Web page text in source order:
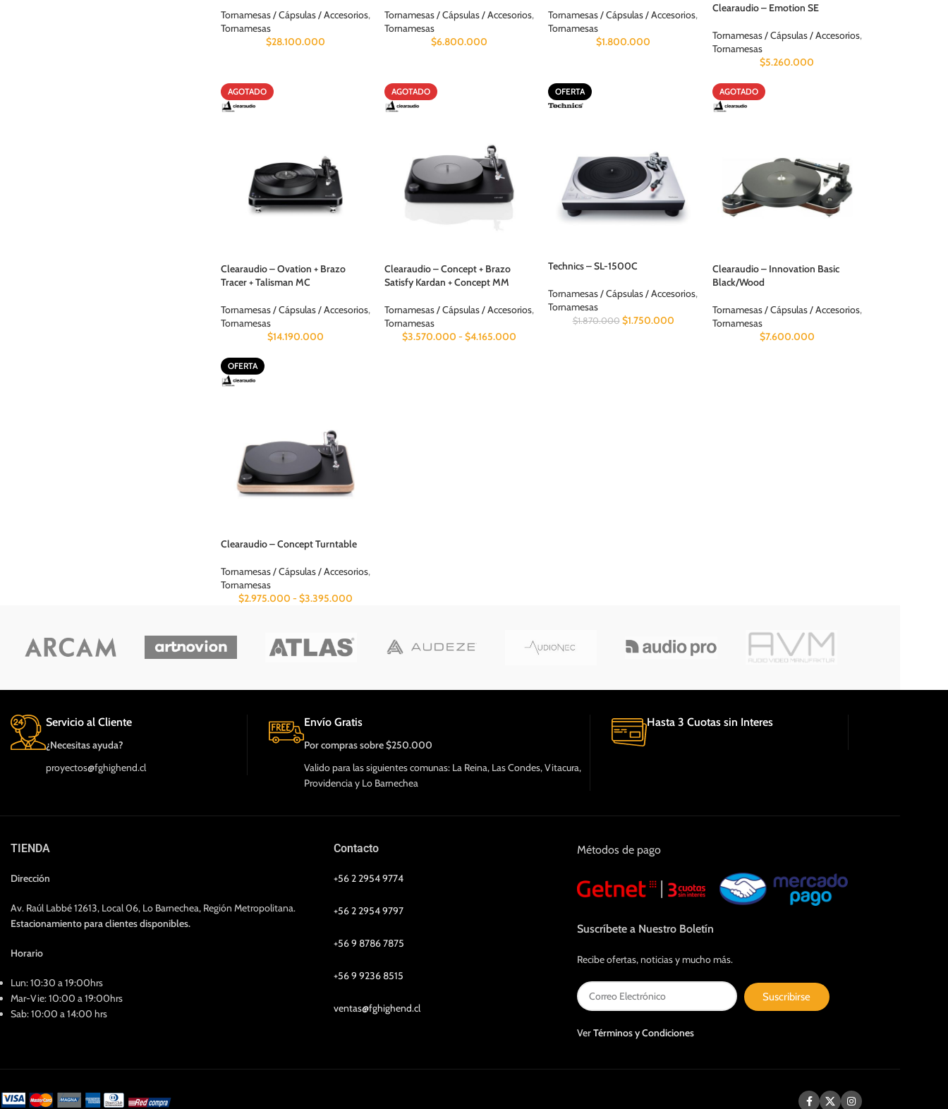
Tornamesas / Cápsulas / Accesorios,
Tornamesas
$28.100.000
Tornamesas / Cápsulas / Accesorios,
Tornamesas
$6.800.000
Tornamesas / Cápsulas / Accesorios,
Tornamesas
$1.800.000
Clearaudio – Emotion SE
Tornamesas / Cápsulas / Accesorios,
Tornamesas
$5.260.000
AGOTADO
Clearaudio – Ovation + Brazo
Tracer + Talisman MC
Tornamesas / Cápsulas / Accesorios,
Tornamesas
$14.190.000
AGOTADO
Clearaudio – Concept + Brazo
Satisfy Kardan + Concept MM
Tornamesas / Cápsulas / Accesorios,
Tornamesas
$3.570.000 -$4.165.000
OFERTA
Technics – SL-1500C
Tornamesas / Cápsulas / Accesorios,
Tornamesas
$1.870.000 $1.750.000
AGOTADO
Clearaudio – Innovation Basic
Black/Wood
Tornamesas / Cápsulas / Accesorios,
Tornamesas
$7.600.000
OFERTA
Clearaudio – Concept Turntable
Tornamesas / Cápsulas / Accesorios,
Tornamesas
$2.975.000 -$3.395.000
Servicio al Cliente
¿Necesitas ayuda?
proyectos@fghighend.cl
Envío Gratis
Por compras sobre $250.000
Valido para las siguientes comunas: La Reina, Las Condes, Vitacura,
Providencia y Lo Barnechea
Hasta 3 Cuotas sin Interes
TIENDA
Dirección
Av. Raúl Labbé 12613, Local 06, Lo Barnechea, Región Metropolitana.
Estacionamiento para clientes disponibles.
Horario
Lun: 10:30 a 19:00hrs
Mar-Vie: 10:00 a 19:00hrs
Sab: 10:00 a 14:00 hrs
Contacto
+56 2 2954 9774
+56 2 2954 9797
+56 9 8786 7875
+56 9 9236 8515
ventas@fghighend.cl
Métodos de pago
Suscríbete a Nuestro Boletín
Recibe ofertas, noticias y mucho más.
Suscribirse
VerTérminos y Condiciones